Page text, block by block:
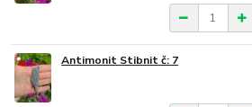
Antimonit Stibnit č: 7